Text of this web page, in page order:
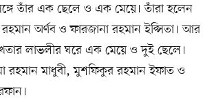
তাঁর এক ছেলে ও এক মেয়ে। তাঁরা হলেন
অর্ণব ও ফারজানা রহমান ইপ্সিতা। আর
আখতার লাভলীর ঘরে এক মেয়ে ও দুই ছেলে।
রহমান মাধুবী, মুশফিকুর রহমান ইফাত ও